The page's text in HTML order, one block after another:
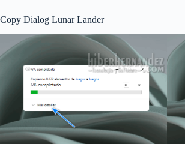
Copy Dialog Lunar Lander